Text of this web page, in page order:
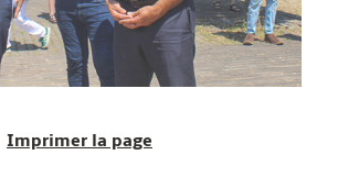
Imprimer la page